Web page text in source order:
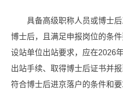
具备高级职称人员或博士
博士后，且满足申报岗位的条
设站单位出站要求，应在2026
出站手续、取得博士后证书并
符合博士后进京落户的条件和要